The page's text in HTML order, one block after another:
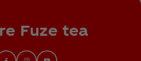
Fuze tea